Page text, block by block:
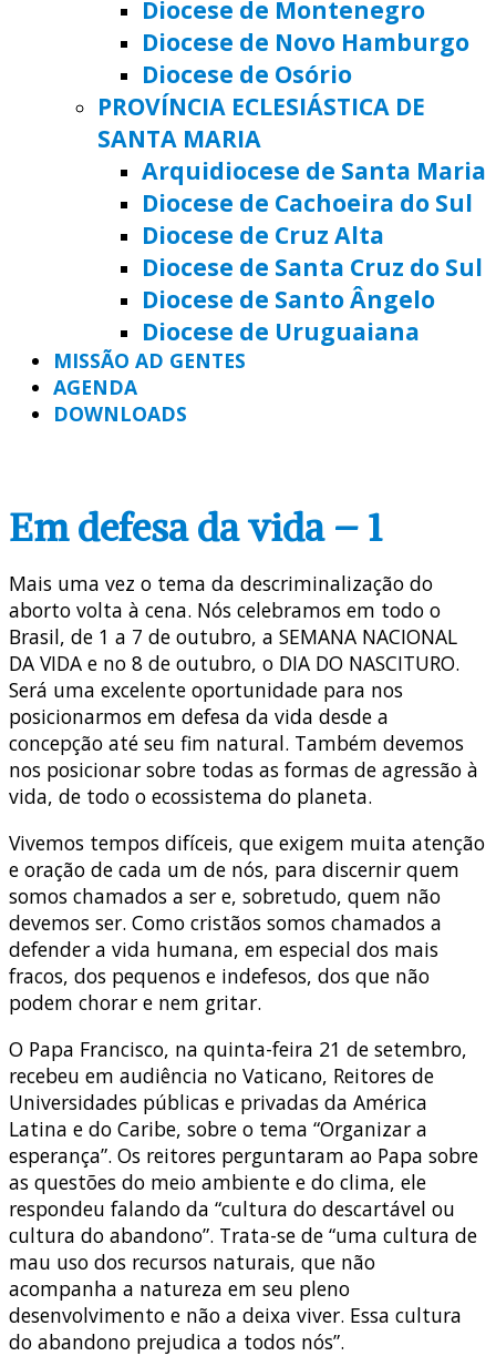
Diocese de Montenegro
Diocese de Novo Hamburgo
Diocese de Osório
PROVÍNCIA ECLESIÁSTICA DE
SANTA MARIA
Arquidiocese de Santa Maria
Diocese de Cachoeira do Sul
Diocese de Cruz Alta
Diocese de Santa Cruz do Sul
Diocese de Santo Ângelo
Diocese de Uruguaiana
MISSÃO AD GENTES
AGENDA
DOWNLOADS
Em defesa da vida – 1
Mais uma vez o tema da descriminalização do
aborto volta à cena. Nós celebramos em todo o
Brasil, de 1 a 7 de outubro, a SEMANA NACIONAL
DA VIDA e no 8 de outubro, o DIA DO NASCITURO.
Será uma excelente oportunidade para nos
posicionarmos em defesa da vida desde a
concepção até seu fim natural. Também devemos
nos posicionar sobre todas as formas de agressão à
vida, de todo o ecossistema do planeta.
Vivemos tempos difíceis, que exigem muita atenção
e oração de cada um de nós, para discernir quem
somos chamados a ser e, sobretudo, quem não
devemos ser. Como cristãos somos chamados a
defender a vida humana, em especial dos mais
fracos, dos pequenos e indefesos, dos que não
podem chorar e nem gritar.
O Papa Francisco, na quinta-feira 21 de setembro,
recebeu em audiência no Vaticano, Reitores de
Universidades públicas e privadas da América
Latina e do Caribe, sobre o tema “Organizar a
esperança”. Os reitores perguntaram ao Papa sobre
as questões do meio ambiente e do clima, ele
respondeu falando da “cultura do descartável ou
cultura do abandono”. Trata-se de “uma cultura de
mau uso dos recursos naturais, que não
acompanha a natureza em seu pleno
desenvolvimento e não a deixa viver. Essa cultura
do abandono prejudica a todos nós”.